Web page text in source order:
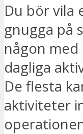
Du bör vila
gnugga på
någon
dagliga
De flesta
aktiviteter